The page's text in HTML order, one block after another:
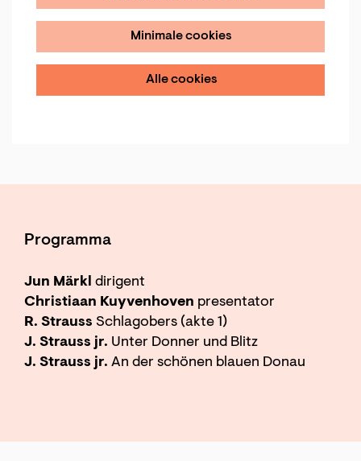
Minimale cookies
Alle cookies
Programma
Jun Märkl dirigent
Christiaan Kuyvenhoven presentator
R. Strauss Schlagobers (akte 1)
J. Strauss jr. Unter Donner und Blitz
J. Strauss jr. An der schönen blauen Donau